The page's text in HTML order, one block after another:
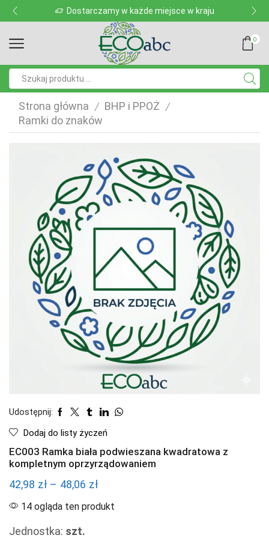
Dostarczamy w każde miejsce w kraju
0
Strona główna / BHP i PPOŻ /
Ramki do znaków
Udostępnij:
Dodaj do listy życzeń
EC003 Ramka biała podwieszana kwadratowa z
kompletnym oprzyrządowaniem
42,98 zł – 48,06 złZakres
cen:
14 ogląda ten produkt
Jednostka: szt.